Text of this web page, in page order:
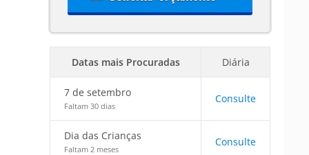
Datas mais Procuradas Diária
7 de setembro
Faltam 30 dias
Consulte
Dia das Crianças
Faltam 2 meses
Consulte